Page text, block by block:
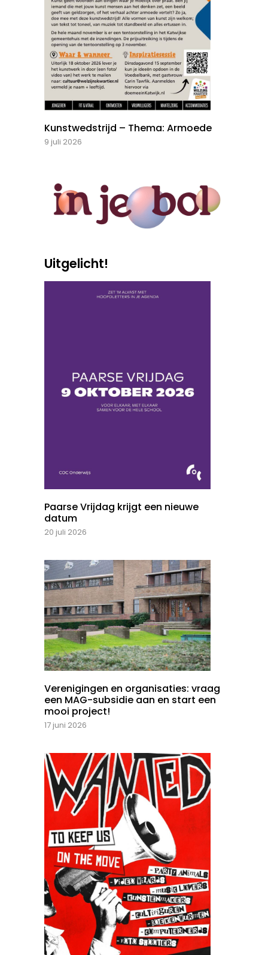
Kunstwedstrijd – Thema: Armoede
9 juli 2026
Uitgelicht!
Paarse Vrijdag krijgt een nieuwe
datum
20 juli 2026
Verenigingen en organisaties: vraag
een MAG-subsidie aan en start een
mooi project!
17 juni 2026